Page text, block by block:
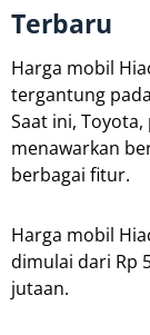
Terbaru
Harga mobil
tergantung
Saat ini,
menawarkan
berbagai fitur.
Harga mobil
dimulai dari Rp
jutaan.